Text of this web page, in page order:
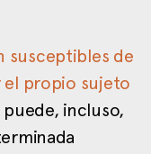
susceptibles de
propio sujeto
incluso,